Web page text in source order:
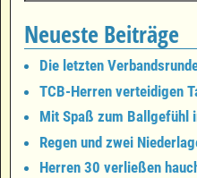
Neueste Beiträge
Die letzten
TCB-Herren verteidigen
Mit Spaß zum Ballgefühl
Regen und zwei
Herren 30 verließen